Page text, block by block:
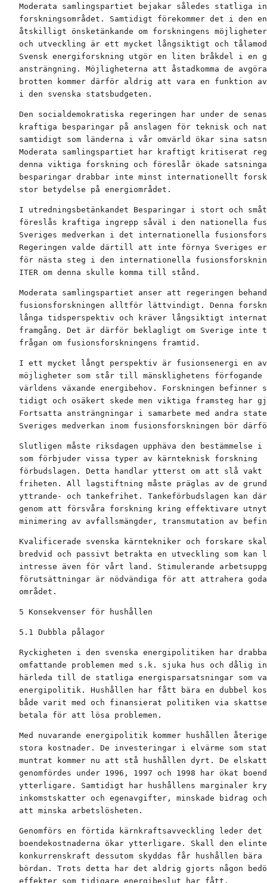
Moderata samlingspartiet bejakar således statliga
forskningsområdet. Samtidigt förekommer det i den
åtskilligt önsketänkande om forskningens
och utveckling är ett mycket långsiktigt och
Svensk energiforskning utgör en liten bråkdel i en
ansträngning. Möjligheterna att åstadkomma de
brotten kommer därför aldrig att vara en funktion
i den svenska statsbudgeten.
Den socialdemokratiska regeringen har under de
kraftiga besparingar på anslagen för teknisk och
samtidigt som länderna i vår omvärld ökar sina
Moderata samlingspartiet har kraftigt kritiserat
denna viktiga forskning och föreslår ökade
besparingar drabbar inte minst internationellt
stor betydelse på energiområdet.
I utredningsbetänkandet Besparingar i stort och
föreslås kraftiga ingrepp såväl i den nationella
Sveriges medverkan i det internationella
Regeringen valde därtill att inte förnya Sveriges
för nästa steg i den internationella
ITER om denna skulle komma till stånd.
Moderata samlingspartiet anser att regeringen
fusionsforskningen alltför lättvindigt. Denna
långa tidsperspektiv och kräver långsiktigt
framgång. Det är därför beklagligt om Sverige
frågan om fusionsforskningens framtid.
I ett mycket långt perspektiv är fusionsenergi en
möjligheter som står till mänsklighetens
världens växande energibehov. Forskningen
tidigt och osäkert skede men viktiga framsteg har
Fortsatta ansträngningar i samarbete med andra
Sveriges medverkan inom fusionsforskningen bör
Slutligen måste riksdagen upphäva den bestämmelse
som förbjuder vissa typer av kärnteknisk forskning
förbudslagen. Detta handlar ytterst om att slå vakt
friheten. All lagstiftning måste präglas av de
yttrande- och tankefrihet. Tankeförbudslagen kan
genom att försvåra forskning kring effektivare
minimering av avfallsmängder, transmutation av
Kvalificerade svenska kärntekniker och forskare
bredvid och passivt betrakta en utveckling som
intresse även för vårt land. Stimulerande
förutsättningar är nödvändiga för att attrahera
området.
5 Konsekvenser för hushållen
5.1 Dubbla pålagor
Ryckigheten i den svenska energipolitiken har
omfattande problemen med s.k. sjuka hus och dålig
härleda till de statliga energisparsatsningar
energipolitik. Hushållen har fått bära en dubbel
både varit med och finansierat politiken via
betala för att lösa problemen.
Med nuvarande energipolitik kommer hushållen
stora kostnader. De investeringar i elvärme som
muntrat kommer nu att stå hushållen dyrt. De
genomfördes under 1996, 1997 och 1998 har ökat
ytterligare. Samtidigt har hushållens marginaler
inkomstskatter och egenavgifter, minskade bidrag
att minska arbetslösheten.
Genomförs en förtida kärnkraftsavveckling leder
boendekostnaderna ökar ytterligare. Skall den
konkurrenskraft dessutom skyddas får hushållen
bördan. Trots detta har det aldrig gjorts någon
effekter som tidigare energibeslut har fått.